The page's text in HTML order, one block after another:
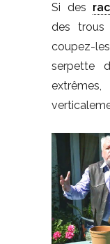
Si des
des trous
coupez-
serpette